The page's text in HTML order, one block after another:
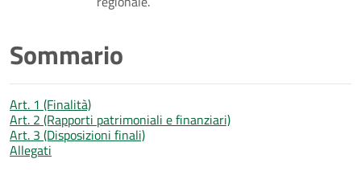
Sommario
Art. 1 (Finalità)
Art. 2 (Rapporti patrimoniali e finanziari)
Art. 3 (Disposizioni finali)
Allegati